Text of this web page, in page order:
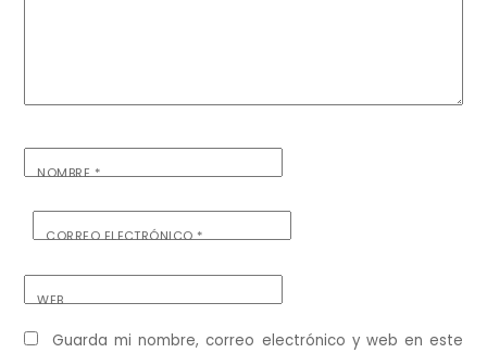
NOMBRE*
CORREO ELECTRÓNICO*
WEB
Guarda mi nombre, correo electrónico y web en este